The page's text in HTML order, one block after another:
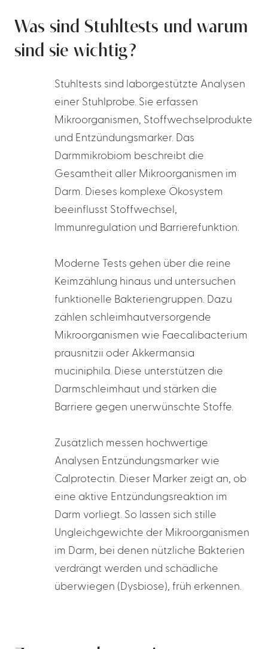
Was sind Stuhltests und warum
sind sie wichtig?
Stuhltests sind laborgestützte Analysen
einer Stuhlprobe. Sie erfassen
Mikroorganismen, Stoffwechselprodukte
und Entzündungsmarker. Das
Darmmikrobiom beschreibt die
Gesamtheit aller Mikroorganismen im
Darm. Dieses komplexe Ökosystem
beeinflusst Stoffwechsel,
Immunregulation und Barrierefunktion.
Moderne Tests gehen über die reine
Keimzählung hinaus und untersuchen
funktionelle Bakteriengruppen. Dazu
zählen schleimhautversorgende
Mikroorganismen wie Faecalibacterium
prausnitzii oder Akkermansia
muciniphila . Diese unterstützen die
Darmschleimhaut und stärken die
Barriere gegen unerwünschte Stoffe.
Zusätzlich messen hochwertige
Analysen Entzündungsmarker wie
Calprotectin. Dieser Marker zeigt an, ob
eine aktive Entzündungsreaktion im
Darm vorliegt. So lassen sich stille
Ungleichgewichte der Mikroorganismen
im Darm, bei denen nützliche Bakterien
verdrängt werden und schädliche
überwiegen (Dysbiose), früh erkennen.